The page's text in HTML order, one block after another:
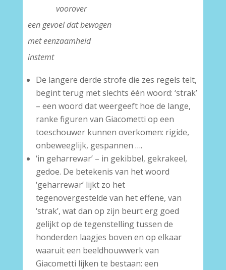
voorover
een gevoel dat bewogen
met eenzaamheid
instemt
De langere derde strofe die zes regels telt,
begint terug met slechts één woord: ‘strak’
– een woord dat weergeeft hoe de lange,
ranke figuren van Giacometti op een
toeschouwer kunnen overkomen: rigide,
onbeweeglijk, gespannen ….
‘in geharrewar’ – in gekibbel, gekrakeel,
gedoe. De betekenis van het woord
‘geharrewar’ lijkt zo het
tegenovergestelde van het effene, van
‘strak’, wat dan op zijn beurt erg goed
gelijkt op de tegenstelling tussen de
honderden laagjes boven en op elkaar
waaruit een beeldhouwwerk van
Giacometti lijken te bestaan: een